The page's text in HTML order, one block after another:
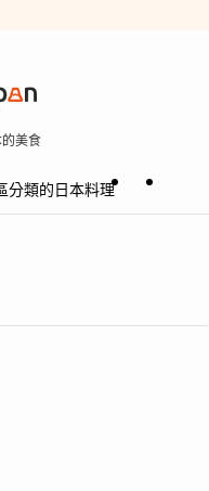
美食
分類的日本料理